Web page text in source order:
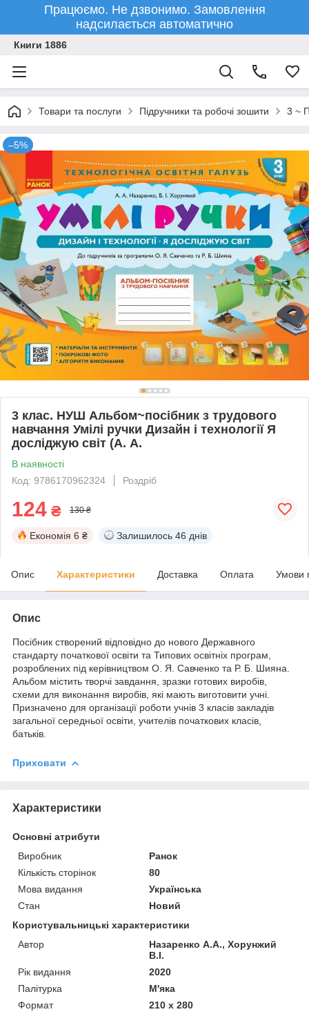
Працюємо. Не дзвонимо. Замовлення
надсилається автоматично
Книги 1886
Товари та послуги Підручники та робочі зошити 3 ~
–5%
3 клас. НУШ Альбом~посібник з трудового
навчання Умілі ручки Дизайн і технології Я
досліджую світ (А. А.
В наявності
Код: 9786170962324
Роздріб
124 ₴ 130 ₴
Економія 6 ₴ Залишилось 46 днів
Опис Характеристики Доставка Оплата Умови
Опис
Посібник створений відповідно до нового Державного
стандарту початкової освіти та Типових освітніх програм,
розроблених під керівництвом О. Я. Савченко та Р. Б. Шияна.
Альбом містить творчі завдання, зразки готових виробів,
схеми для виконання виробів, які мають виготовити учні.
Призначено для організації роботи учнів 3 класів закладів
загальної середньої освіти, учителів початкових класів,
батьків.
Приховати
Характеристики
Основні атрибути
Виробник
Ранок
Кількість сторінок
80
Мова видання
Українська
Стан
Новий
Користувальницькі характеристики
Автор
Назаренко А.А., Хорунжий
В.І.
Рік видання
2020
Палітурка
М'яка
Формат
210 х 280